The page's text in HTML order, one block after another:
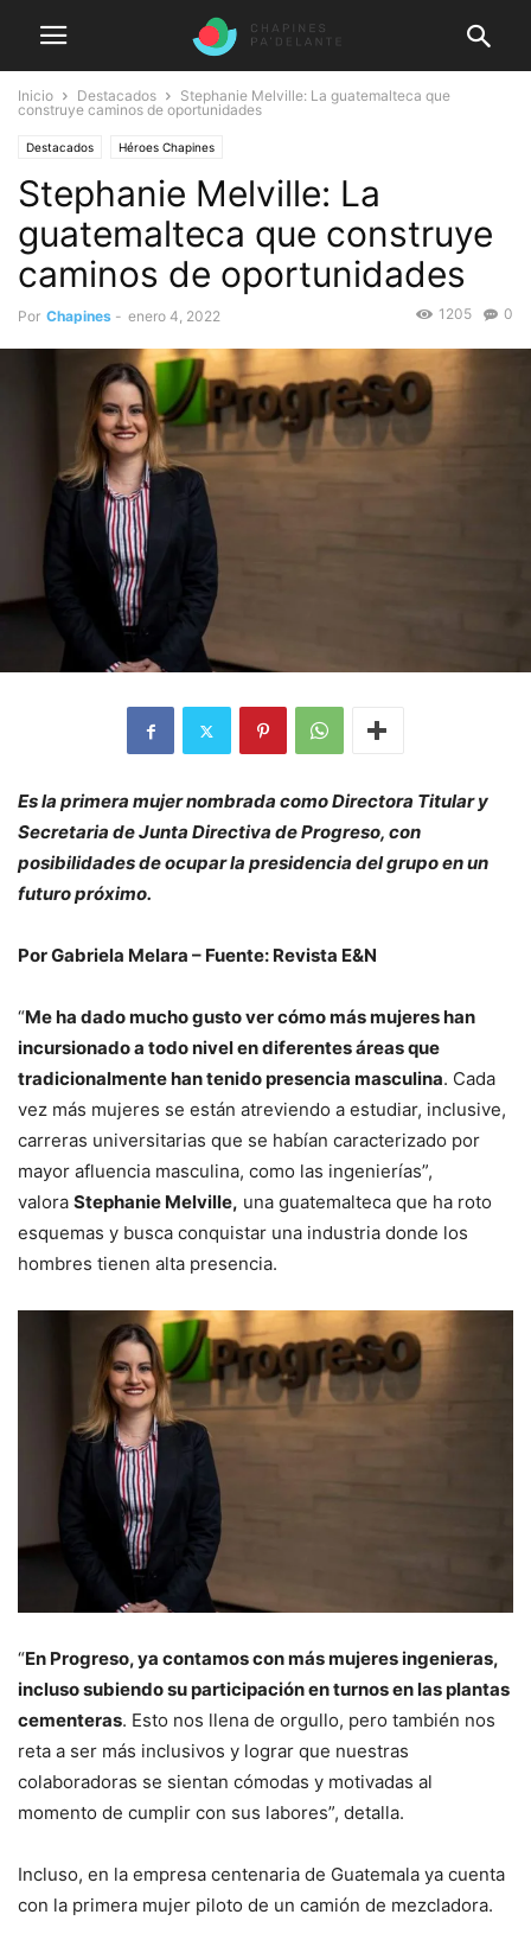
Inicio Destacados
Stephanie Melville: La guatemalteca que
construye caminos de oportunidades
Destacados Héroes Chapines
Stephanie Melville: La
guatemalteca que construye
caminos de oportunidades
Por Chapines - enero 4, 2022 0
1205
Es la primera mujer nombrada como Directora Titular y
Secretaria de Junta Directiva de Progreso, con
posibilidades de ocupar la presidencia del grupo en un
futuro próximo.
Por Gabriela Melara – Fuente: Revista E&N
“Me ha dado mucho gusto ver cómo más mujeres han
incursionado a todo nivel en diferentes áreas que
tradicionalmente han tenido presencia masculina. Cada
vez más mujeres se están atreviendo a estudiar, inclusive,
carreras universitarias que se habían caracterizado por
mayor afluencia masculina, como las ingenierías”,
valora Stephanie Melville, una guatemalteca que ha roto
esquemas y busca conquistar una industria donde los
hombres tienen alta presencia.
“En Progreso, ya contamos con más mujeres ingenieras,
incluso subiendo su participación en turnos en las plantas
cementeras. Esto nos llena de orgullo, pero también nos
reta a ser más inclusivos y lograr que nuestras
colaboradoras se sientan cómodas y motivadas al
momento de cumplir con sus labores”, detalla.
Incluso, en la empresa centenaria de Guatemala ya cuenta
con la primera mujer piloto de un camión de mezcladora.